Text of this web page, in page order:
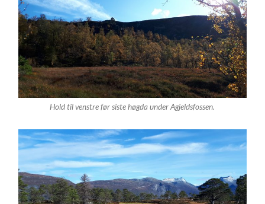
Hold til venstre før siste høgda under Agjeldsfossen.